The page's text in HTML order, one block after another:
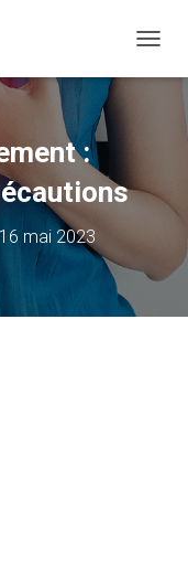
:
16 mai 2023